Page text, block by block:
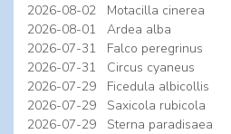
2026-08-02
Motacilla cinerea
2026-08-01
Ardea alba
2026-07-31
Falco peregrinus
2026-07-31
Circus cyaneus
2026-07-29
Ficedula albicollis
2026-07-29
Saxicola rubicola
2026-07-29
Sterna paradisaea